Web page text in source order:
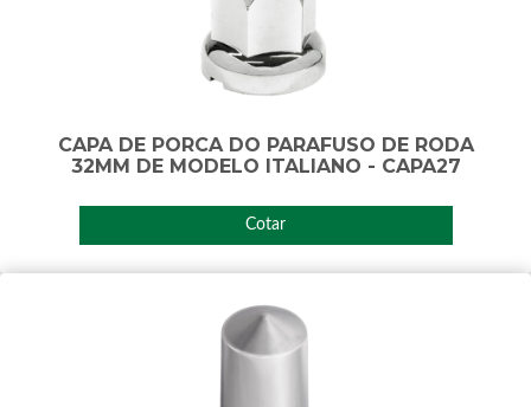
CAPA DE PORCA DO PARAFUSO DE RODA
32MM DE MODELO ITALIANO - CAPA27
Cotar